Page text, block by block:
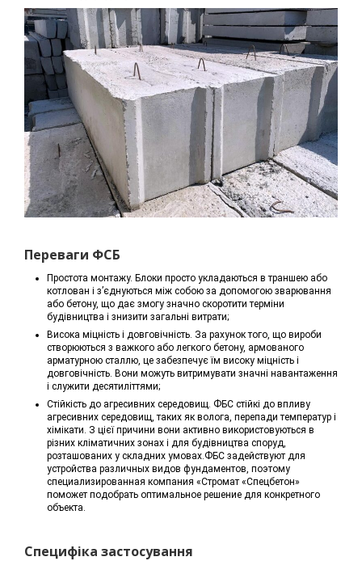
Переваги ФСБ
Простота монтажу. Блоки просто укладаються в траншею або
котлован і з’єднуються між собою за допомогою зварювання
або бетону, що дає змогу значно скоротити терміни
будівництва і знизити загальні витрати;
Висока міцність і довговічність. За рахунок того, що вироби
створюються з важкого або легкого бетону, армованого
арматурною сталлю, це забезпечує їм високу міцність і
довговічність. Вони можуть витримувати значні навантаження
і служити десятиліттями;
Стійкість до агресивних середовищ. ФБС стійкі до впливу
агресивних середовищ, таких як волога, перепади температур і
хімікати. З цієї причини вони активно використовуються в
різних кліматичних зонах і для будівництва споруд,
розташованих у складних умовах.ФБС задействуют для
устройства различных видов фундаментов, поэтому
специализированная компания «Стромат «Спецбетон»
поможет подобрать оптимальное решение для конкретного
объекта.
Специфіка застосування